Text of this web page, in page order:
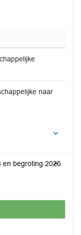
naar
en begroting 2025